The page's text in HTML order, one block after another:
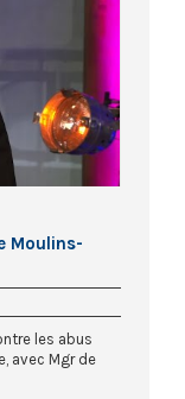
Moulins-
les abus
avec Mgr de